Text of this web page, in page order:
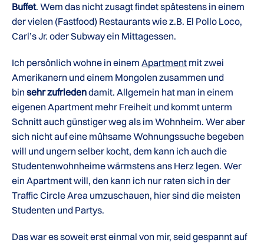
Buffet. Wem das nicht zusagt findet spätestens in einem
der vielen (Fastfood) Restaurants wie z.B. El Pollo Loco,
Carl’s Jr. oder Subway ein Mittagessen.
Ich persönlich wohne in einem Apartment mit zwei
Amerikanern und einem Mongolen zusammen und
bin sehr zufriedendamit. Allgemein hat man in einem
eigenen Apartment mehr Freiheit und kommt unterm
Schnitt auch günstiger weg als im Wohnheim. Wer aber
sich nicht auf eine mühsame Wohnungssuche begeben
will und ungern selber kocht, dem kann ich auch die
Studentenwohnheime wärmstens ans Herz legen. Wer
ein Apartment will, den kann ich nur raten sich in der
Traffic Circle Area umzuschauen, hier sind die meisten
Studenten und Partys.
Das war es soweit erst einmal von mir, seid gespannt auf